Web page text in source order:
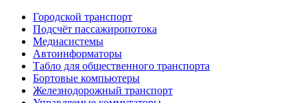
Городской транспорт
Подсчёт пассажиропотока
Медиасистемы
Автоинформаторы
Табло для общественного транспорта
Бортовые компьютеры
Железнодорожный транспорт